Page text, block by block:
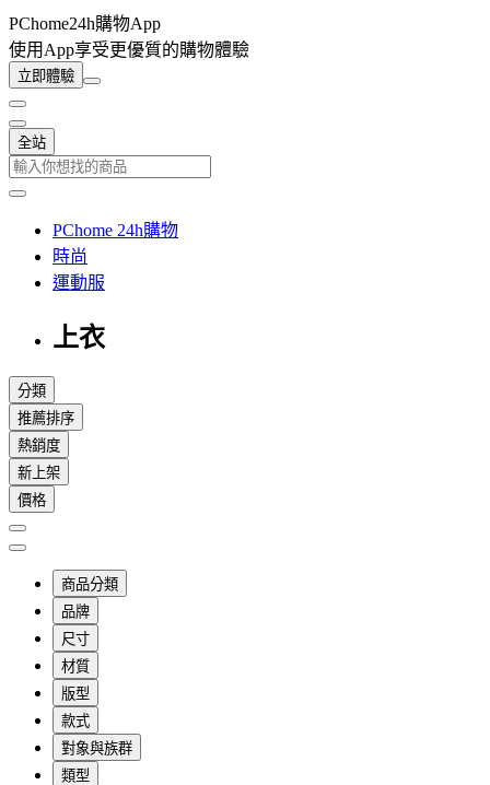
PChome24h購物App
使用App享受更優質的購物體驗
立即體驗
全站
PChome 24h購物
時尚
運動服
上衣
分類
推薦排序
熱銷度
新上架
價格
商品分類
品牌
尺寸
材質
版型
款式
對象與族群
類型